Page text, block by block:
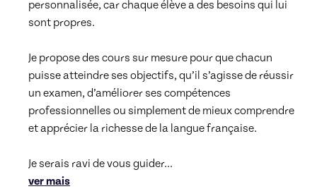
personnalisée, car chaque élève a des besoins qui lui
sont propres.
Je propose des cours sur mesure pour que chacun
puisse atteindre ses objectifs, qu’il s’agisse de réussir
un examen, d’améliorer ses compétences
professionnelles ou simplement de mieux comprendre
et apprécier la richesse de la langue française.
Je serais ravi de vous guider...
ver mais